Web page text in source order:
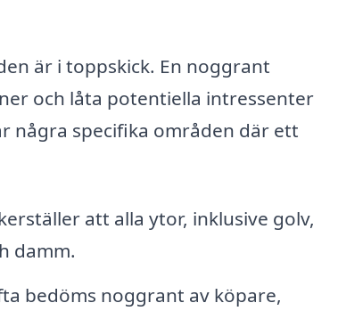
är i toppskick. En noggrant
och låta potentiella intressenter
några specifika områden där ett
att alla ytor, inklusive golv,
damm.
bedöms noggrant av köpare,